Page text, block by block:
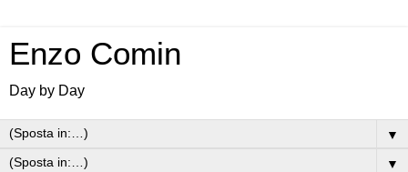
Enzo Comin
Day by Day
▼
▼